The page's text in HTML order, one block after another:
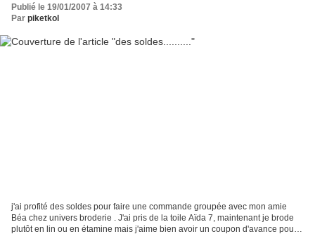
Publié le 19/01/2007 à 14:33
Par piketkol
j'ai profité des soldes pour faire une commande groupée avec mon amie
Béa chez univers broderie . J'ai pris de la toile Aïda 7, maintenant je brode
plutôt en lin ou en étamine mais j'aime bien avoir un coupon d'avance pour